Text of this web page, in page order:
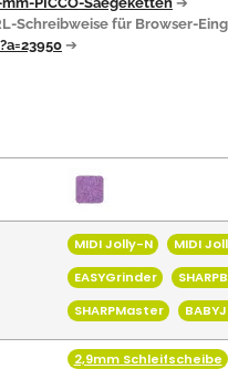
Schreibweise für Browser-
➔
MIDI Jolly-N
MIDI
EASYGrinder
SHARPMaster
2,9mm Schleifscheibe